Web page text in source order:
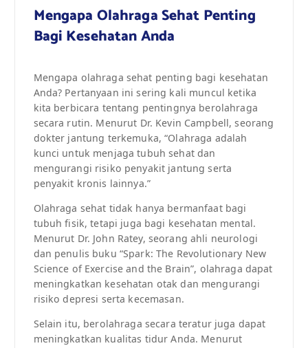
Mengapa Olahraga Sehat Penting
Bagi Kesehatan Anda
Mengapa olahraga sehat penting bagi kesehatan
Anda? Pertanyaan ini sering kali muncul ketika
kita berbicara tentang pentingnya berolahraga
secara rutin. Menurut Dr. Kevin Campbell, seorang
dokter jantung terkemuka, “Olahraga adalah
kunci untuk menjaga tubuh sehat dan
mengurangi risiko penyakit jantung serta
penyakit kronis lainnya.”
Olahraga sehat tidak hanya bermanfaat bagi
tubuh fisik, tetapi juga bagi kesehatan mental.
Menurut Dr. John Ratey, seorang ahli neurologi
dan penulis buku “Spark: The Revolutionary New
Science of Exercise and the Brain”, olahraga dapat
meningkatkan kesehatan otak dan mengurangi
risiko depresi serta kecemasan.
Selain itu, berolahraga secara teratur juga dapat
meningkatkan kualitas tidur Anda. Menurut